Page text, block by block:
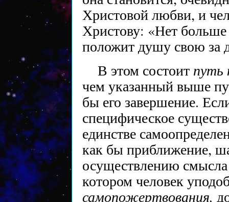
Христовой любви, и
Христову: «Нет
положит душу свою за
В этом состоит путь
чем указанный выше
бы его завершение.
специфическое
единстве
как бы приближение,
осуществлению
котором человек
самопожертвования,